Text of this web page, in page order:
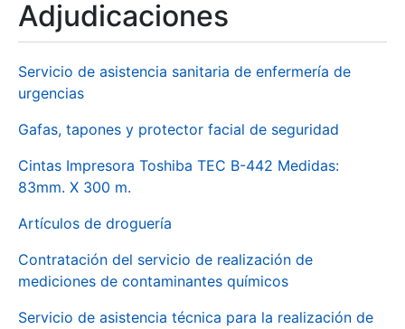
Adjudicaciones
Servicio de asistencia sanitaria de enfermería de
urgencias
Gafas, tapones y protector facial de seguridad
Cintas Impresora Toshiba TEC B-442 Medidas:
83mm. X 300 m.
Artículos de droguería
Contratación del servicio de realización de
mediciones de contaminantes químicos
Servicio de asistencia técnica para la realización de